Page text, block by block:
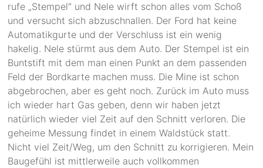
rufe „Stempel“ und Nele wirft schon alles vom Schoß
und versucht sich abzuschnallen. Der Ford hat keine
Automatikgurte und der Verschluss ist ein wenig
hakelig. Nele stürmt aus dem Auto. Der Stempel ist ein
Buntstift mit dem man einen Punkt an dem passenden
Feld der Bordkarte machen muss. Die Mine ist schon
abgebrochen, aber es geht noch. Zurück im Auto muss
ich wieder hart Gas geben, denn wir haben jetzt
natürlich wieder viel Zeit auf den Schnitt verloren. Die
geheime Messung findet in einem Waldstück statt.
Nicht viel Zeit/Weg, um den Schnitt zu korrigieren. Mein
Baugefühl ist mittlerweile auch vollkommen